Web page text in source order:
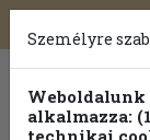
Toggle
Személyre
alkalmazza:
technikai